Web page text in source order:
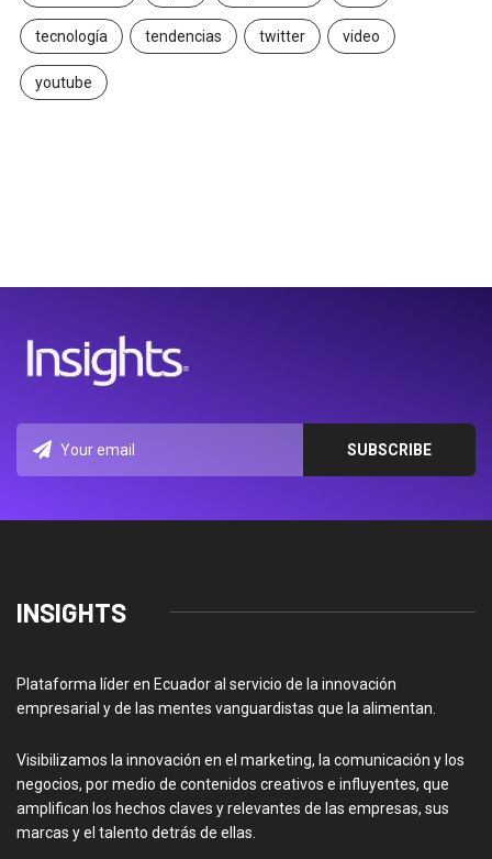
tecnología tendencias twitter video
youtube
INSIGHTS
Plataforma líder en Ecuador al servicio de la innovación
empresarial y de las mentes vanguardistas que la alimentan.
Visibilizamos la innovación en el marketing, la comunicación y los
negocios, por medio de contenidos creativos e influyentes, que
amplifican los hechos claves y relevantes de las empresas, sus
marcas y el talento detrás de ellas.